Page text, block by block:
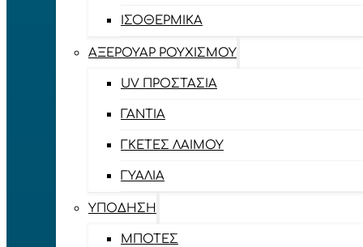
ΙΣΟΘΕΡΜΙΚΆ
ΑΞΕΡΟΥΆΡ ΡΟΥΧΙΣΜΟΎ
UV ΠΡΟΣΤΑΣΊΑ
ΓΆΝΤΙΑ
ΓΚΈΤΕΣ ΛΑΊΜΟΥ
ΓΥΑΛΙΆ
ΥΠΌΔΗΣΗ
ΜΠΌΤΕΣ